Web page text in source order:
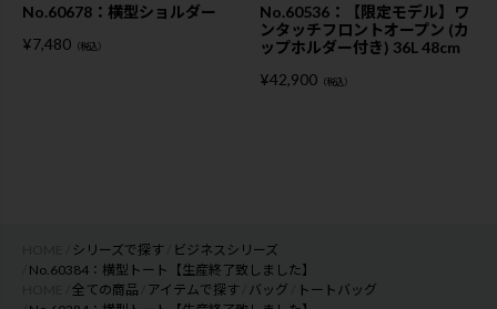
No.60678：横型ショルダー
¥7,480 （税込）
No.60536：【限定モデル】ワ
ンタッチフロントオープン (カ
ップホルダー付き) 36L 48cm
¥42,900 （税込）
シリーズで探す
ビジネスシリーズ
No.60384：横型トート【生産終了致しました】
全ての商品 アイテムで探す バッグ
トートバッグ